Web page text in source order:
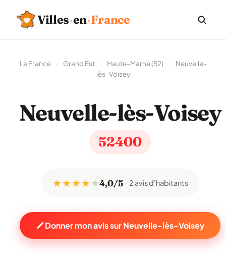
Villes·en·France
La France Grand Est Haute-Marne (52)
Neuvelle-
lès-Voisey
Neuvelle-lès-Voisey
52400
★ ★ ★ ★★4,0/5 2 avis d'habitants
Donner mon avis sur Neuvelle-lès-Voisey